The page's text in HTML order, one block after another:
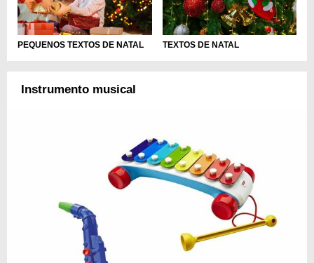
PEQUENOS TEXTOS DE NATAL TEXTOS DE NATAL
Instrumento musical